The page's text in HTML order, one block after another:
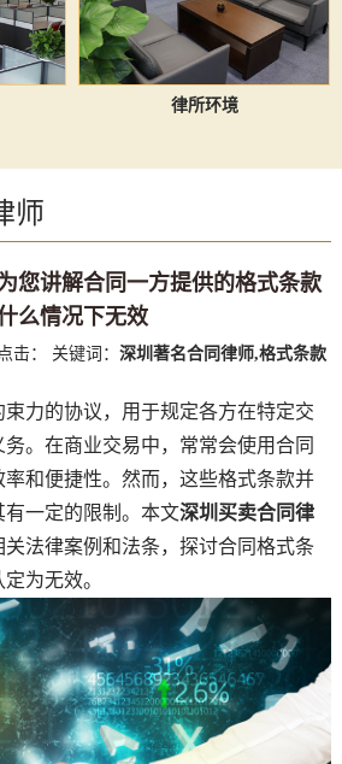
律所环境
师
您讲解合同一方提供的格式条款
么情况下无效
点击： 关键词： 深圳著名合同律师,格式条款
的协议，用于规定各方在特定交
。在商业交易中，常常会使用合同
和便捷性。然而，这些格式条款并
一定的限制。本文深圳买卖合同律
法律案例和法条，探讨合同格式条
为无效。